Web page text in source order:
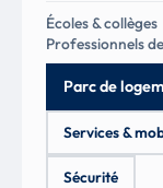
Écoles & collèges
Professionnels
Parc de
Services &
Sécurité